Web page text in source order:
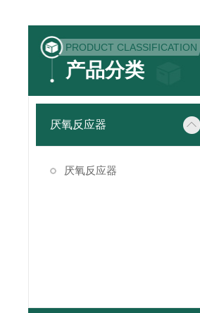
PRODUCT CLASSIFICATION
产品分类
厌氧反应器
厌氧反应器